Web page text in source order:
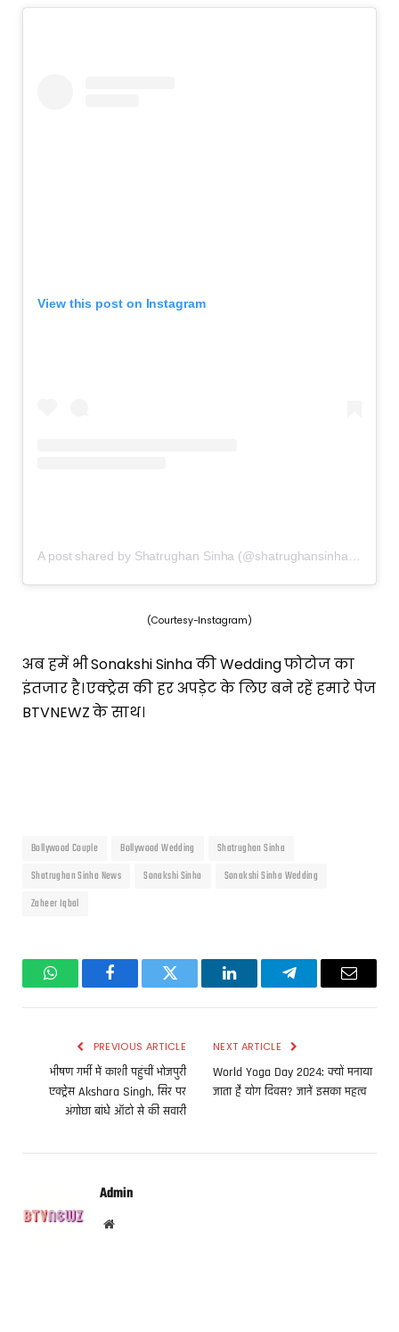
View this post on Instagram
(Courtesy-Instagram)
अब हमें भी Sonakshi Sinha की Wedding फोटोज का
इंतजार है। एक्ट्रेस की हर अपड़ेट के लिए बने रहें हमारे पेज
BTVNEWZ के साथ।
Bollywood Couple Bollywood Wedding
Shatrughan Sinha
Shatrughan Sinha News
Sonakshi Sinha
Sonakshi Sinha Wedding
Zaheer Iqbal
WhatsAppFacebookTwitter LinkedInTelegramEmail
PREVIOUS ARTICLE
भीषण गर्मी में काशी पहुंचीं भोजपुरी
एक्ट्रेस Akshara Singh, सिर पर
अंगोछा बांधे ऑटो से की सवारी
NEXT ARTICLE
World Yoga Day 2024: क्यों मनाया
जाता है योग दिवस? जानें इसका महत्व
Admin
Website